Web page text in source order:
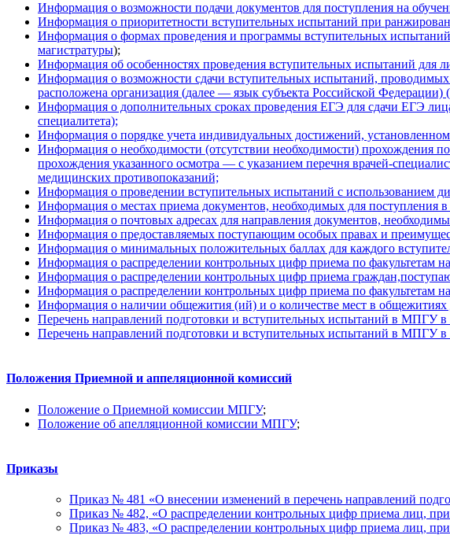
Информация о возможности подачи документов для поступления на
Информация о приоритетности вступительных испытаний при
Информация о формах проведения и программы вступительных
магистратуры);
Информация об особенностях проведения вступительных испытаний для
Информация о возможности сдачи вступительных испытаний, проводимых
расположена организация (далее — язык субъекта Российской
Информация о дополнительных сроках проведения ЕГЭ для сдачи ЕГЭ
специалитета);
Информация о порядке учета индивидуальных достижений,
Информация о необходимости (отсутствии необходимости) прохождения
прохождения указанного осмотра — с указанием перечня врачей-
медицинских противопоказаний;
Информация о проведении вступительных испытаний с использованием
Информация о местах приема документов, необходимых для поступления
Информация о почтовых адресах для направления документов,
Информация о предоставляемых поступающим особых правах и
Информация о минимальных положительных баллах для каждого
Информация о распределении контрольных цифр приема по факультетам
Информация о распределении контрольных цифр приема
Информация о распределении контрольных цифр приема по факультетам
Информация о наличии общежития (ий) и о количестве мест в
Перечень направлений подготовки и вступительных испытаний в МПГУ в
Перечень направлений подготовки и вступительных испытаний в МПГУ в
Положения Приемной и аппеляционной комиссий
Положение о Приемной комиссии МПГУ;
Положение об апелляционной комиссии МПГУ;
Приказы
Приказ № 481 «О внесении изменений в перечень направлений
Приказ № 482, «О распределении контрольных цифр приема лиц,
Приказ № 483, «О распределении контрольных цифр приема лиц,